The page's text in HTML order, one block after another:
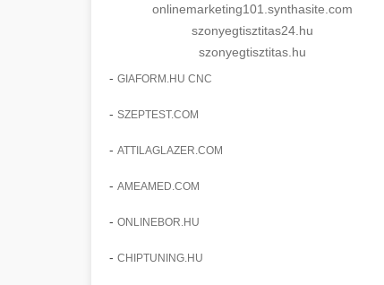
onlinemarketing101.synthasite.com
szonyegtisztitas24.hu
szonyegtisztitas.hu
- GIAFORM.HU CNC
- SZEPTEST.COM
- ATTILAGLAZER.COM
- AMEAMED.COM
- ONLINEBOR.HU
- CHIPTUNING.HU